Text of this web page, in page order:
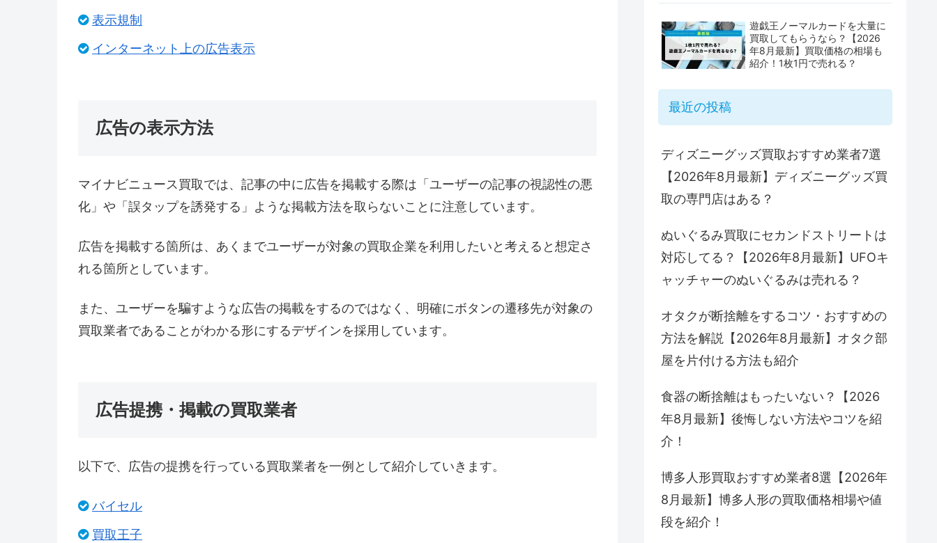
表示規制
インターネット上の広告表示
広告の表示方法
マイナビニュース買取では、記事の中に広告を掲載する際は「ユーザーの記事の視認性の悪
化」や「誤タップを誘発する」ような掲載方法を取らないことに注意しています。
広告を掲載する箇所は、あくまでユーザーが対象の買取企業を利用したいと考えると想定さ
れる箇所としています。
また、ユーザーを騙すような広告の掲載をするのではなく、明確にボタンの遷移先が対象の
買取業者であることがわかる形にするデザインを採用しています。
広告提携・掲載の買取業者
以下で、広告の提携を行っている買取業者を一例として紹介していきます。
バイセル
買取王子
遊戯王ノーマルカードを大量に
買取してもらうなら？【2026
年8月最新】買取価格の相場も
紹介！1枚1円で売れる？
最近の投稿
ディズニーグッズ買取おすすめ業者7選
【2026年8月最新】ディズニーグッズ買
取の専門店はある？
ぬいぐるみ買取にセカンドストリートは
対応してる？【2026年8月最新】UFOキ
ャッチャーのぬいぐるみは売れる？
オタクが断捨離をするコツ・おすすめの
方法を解説【2026年8月最新】オタク部
屋を片付ける方法も紹介
食器の断捨離はもったいない？【2026
年8月最新】後悔しない方法やコツを紹
介！
博多人形買取おすすめ業者8選【2026年
8月最新】博多人形の買取価格相場や値
段を紹介！